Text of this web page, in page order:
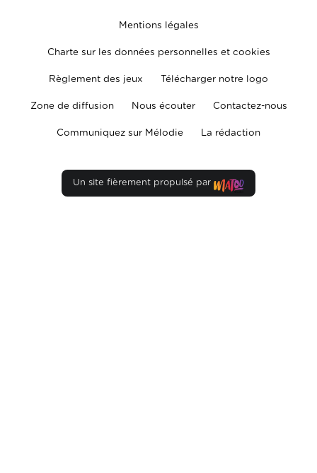
Mentions légales
Charte sur les données personnelles et cookies
Règlement des jeux Télécharger notre logo
Zone de diffusion Nous écouter Contactez-nous
Communiquez sur Mélodie La rédaction
Un site fièrement propulsé par